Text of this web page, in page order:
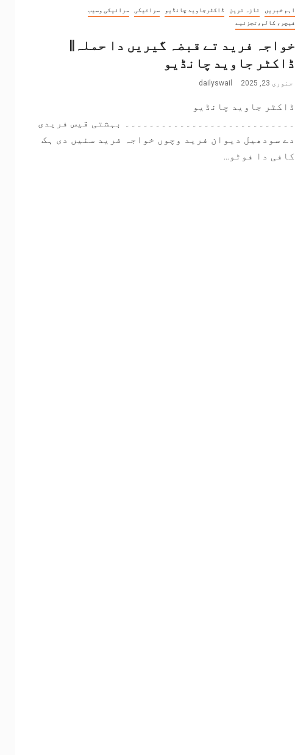
اہم خبریں تازہ ترین ڈاکٹرجاوید چانڈیو سرائیکی
سرائیکی وسیب
فیچر، کالم،تجزئیے
خواجہ فرید تے قبضہ گیریں دا حملہ||
ڈاکٹر جاوید چانڈیو
جنوری 23, 2025 dailyswail
ڈاکٹر جاوید چانڈیو
۔۔۔۔۔۔۔۔۔۔۔۔۔۔۔۔۔۔۔۔۔۔۔۔۔۔۔۔ بہشتی قیس فریدی
دے سودھیل دیوان فرید وچوں خواجہ فرید سئیں دی ہک
کافی دا فوٹو...